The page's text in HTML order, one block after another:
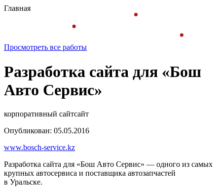
Главная
Просмотреть все работы
Разработка сайта для «Бош
Авто Сервис»
корпоративный сайтсайт
Опубликован: 05.05.2016
www.bosch-service.kz
Разработка сайта для «Бош Авто Сервис» — одного из самых
крупных автосервиса и поставщика автозапчастей
в Уральске.